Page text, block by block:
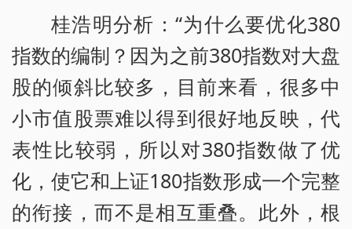
桂浩明分析：“为什么要优化380
指数的编制？因为之前380指数对大盘
股的倾斜比较多，目前来看，很多中
小市值股票难以得到很好地反映，代
表性比较弱，所以对380指数做了优
化，使它和上证180指数形成一个完整
的衔接，而不是相互重叠。此外，根